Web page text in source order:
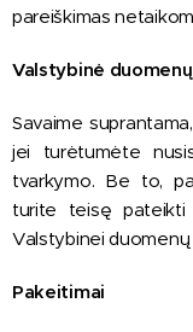
pareiškimas
Valstybinė
Savaime
jei turėtumėte
tvarkymo. Be to,
turite teisę pateikti
Valstybinei
Pakeitimai